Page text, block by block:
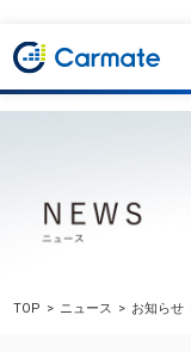
TOP ニュース お知らせ